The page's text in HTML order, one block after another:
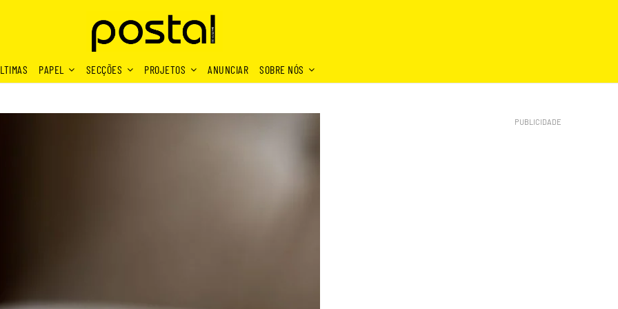
PAPEL SECÇÕES PROJETOS ANUNCIAR SOBRE NÓS